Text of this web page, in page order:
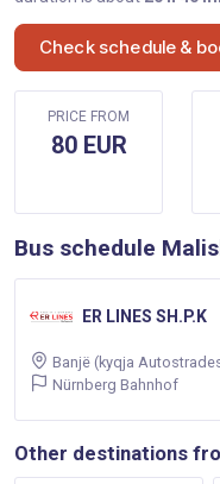
Check schedule &
PRICE FROM
80 EUR
Bus schedule
ER LINES SH.P.K
Banjë (kyqja
Nürnberg Bahnhof
Other destinations